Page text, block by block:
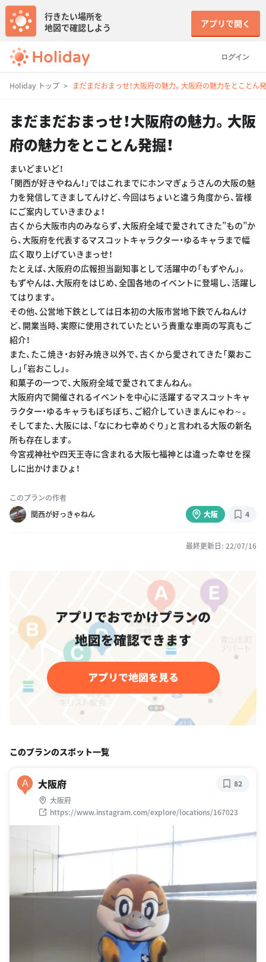
ログイン
行きたい場所を
地図で確認しよう
アプリで開く
Holiday トップ まだまだおまっせ！大阪府の魅力。大阪府の魅力をとことん発
まだまだおまっせ！大阪府の魅力。大阪
府の魅力をとことん発掘！
まいどまいど！
「関西が好きやねん！」ではこれまでにホンマぎょうさんの大阪の魅
力を発信してきましてんけど、今回はちょいと違う角度から、皆様
にご案内していきまひょ！
古くから大阪市内のみならず、大阪府全域で愛されてきた”もの”か
ら、大阪府を代表するマスコットキャラクター・ゆるキャラまで幅
広く取り上げていきまっせ！
たとえば、大阪府の広報担当副知事として活躍中の「もずやん」。
もずやんは、大阪府をはじめ、全国各地のイベントに登場し、活躍し
てはります。
その他、公営地下鉄としては日本初の大阪市営地下鉄でんねんけ
ど、開業当時、実際に使用されていたという貴重な車両の写真もご
紹介！
また、たこ焼き・お好み焼き以外で、古くから愛されてきた「粟おこ
し」「岩おこし」。
和菓子の一つで、大阪府全域で愛されてまんねん。
大阪府内で開催されるイベントを中心に活躍するマスコットキャ
ラクター・ゆるキャラもぼちぼち、ご紹介していきまんにゃわ～。
そしてまた、大阪には、「なにわ七幸めぐり」と言われる大阪の新名
所も存在します。
今宮戎神社や四天王寺に含まれる大阪七福神とは違った幸せを探
しに出かけまひょ！
このプランの作者
関西が好っきゃねん
大阪 4
最終更新日: 22/07/16
このプランのスポット一覧
A 大阪府
大阪府
https://www.instagram.com/explore/locations/167023
82